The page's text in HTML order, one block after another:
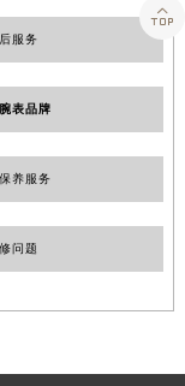
服务
表品牌
养服务
问题
